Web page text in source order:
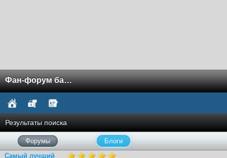
Фан-форум баскетбола NCAA
Результаты поиска
Форумы
Блоги
Самый лучший